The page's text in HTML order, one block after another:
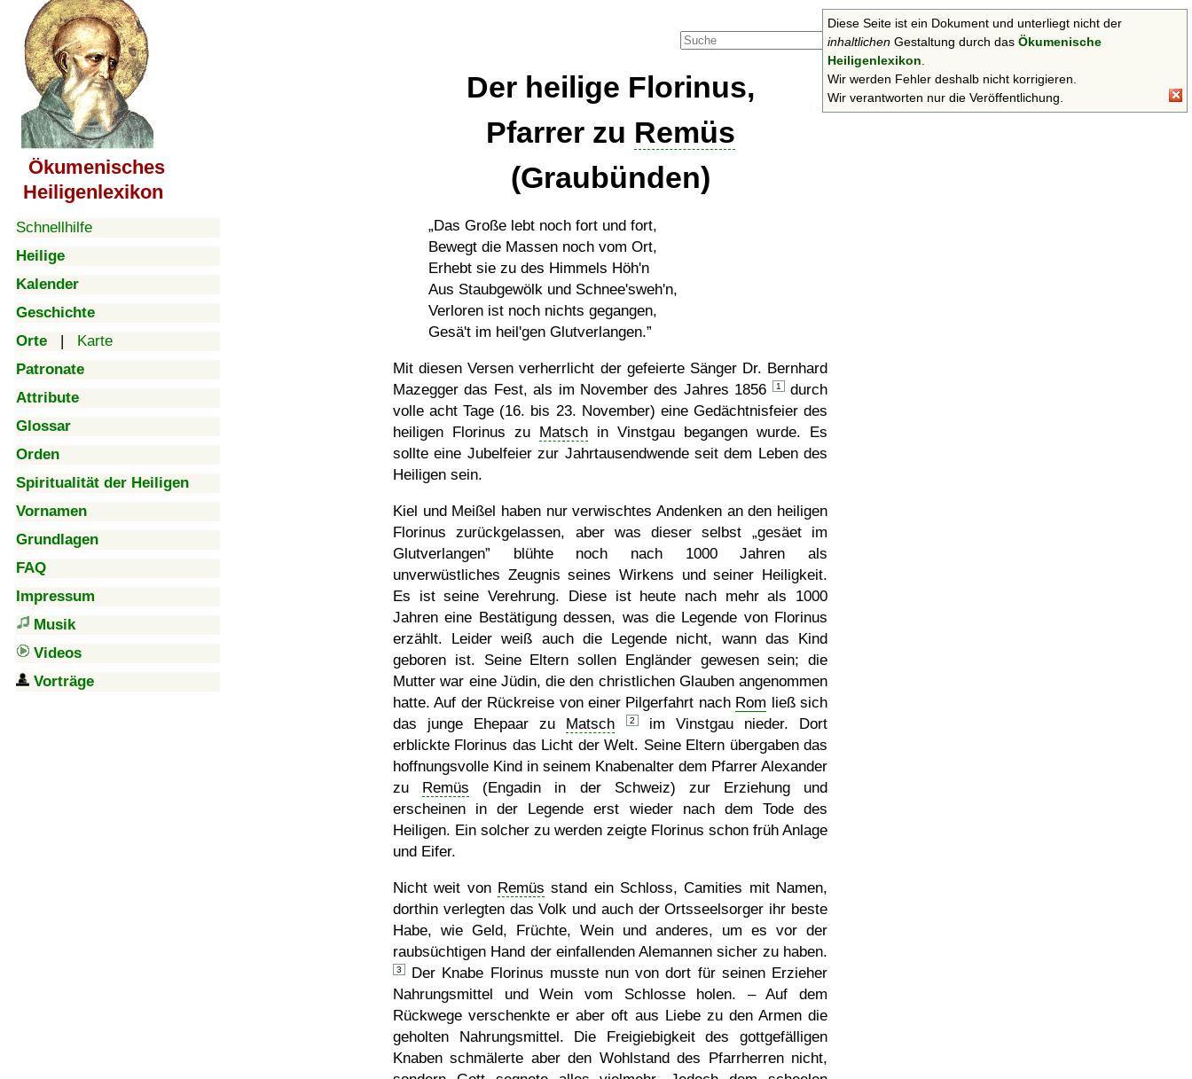
Ökumenisches
Heiligenlexikon
Schnellhilfe
Heilige
Kalender
Geschichte
Orte | Karte
Patronate
Attribute
Glossar
Orden
Spiritualität der Heiligen
Vornamen
Grundlagen
FAQ
Impressum
Musik
Videos
Vorträge
Suchen
Der heilige Florinus,
Pfarrer zu Remüs
(Graubünden)
Das Große lebt noch fort und fort,
Bewegt die Massen noch vom Ort,
Erhebt sie zu des Himmels Höh'n
Aus Staubgewölk und Schnee'sweh'n,
Verloren ist noch nichts gegangen,
Gesä't im heil'gen Glutverlangen.
Mit diesen Versen verherrlicht der gefeierte Sänger Dr. Bernhard
Mazegger das Fest, als im November des Jahres 1856
1 durch
volle acht Tage (16. bis 23. November) eine Gedächtnisfeier des
heiligen Florinus zu Matsch in Vinstgau begangen wurde. Es
sollte eine Jubelfeier zur Jahrtausendwende seit dem Leben des
Heiligen sein.
Kiel und Meißel haben nur verwischtes Andenken an den heiligen
Florinus zurückgelassen, aber was dieser selbst
gesäet im
Glutverlangen
blühte noch nach 1000 Jahren als
unverwüstliches Zeugnis seines Wirkens und seiner Heiligkeit.
Es ist seine Verehrung. Diese ist heute nach mehr als 1000
Jahren eine Bestätigung dessen, was die Legende von Florinus
erzählt. Leider weiß auch die Legende nicht, wann das Kind
geboren ist. Seine Eltern sollen Engländer gewesen sein; die
Mutter war eine Jüdin, die den christlichen Glauben angenommen
hatte. Auf der Rückreise von einer Pilgerfahrt nach Rom ließ sich
das junge Ehepaar zu Matsch 2 im Vinstgau nieder. Dort
erblickte Florinus das Licht der Welt. Seine Eltern übergaben das
hoffnungsvolle Kind in seinem Knabenalter dem Pfarrer Alexander
zu Remüs (Engadin in der Schweiz) zur Erziehung und
erscheinen in der Legende erst wieder nach dem Tode des
Heiligen. Ein solcher zu werden zeigte Florinus schon früh Anlage
und Eifer.
Nicht weit von Remüs stand ein Schloss, Camities mit Namen,
dorthin verlegten das Volk und auch der Ortsseelsorger ihr beste
Habe, wie Geld, Früchte, Wein und anderes, um es vor der
raubsüchtigen Hand der einfallenden Alemannen sicher zu haben.
3
Der Knabe Florinus musste nun von dort für seinen Erzieher
Nahrungsmittel und Wein vom Schlosse holen. – Auf dem
Rückwege verschenkte er aber oft aus Liebe zu den Armen die
geholten Nahrungsmittel. Die Freigiebigkeit des gottgefälligen
Knaben schmälerte aber den Wohlstand des Pfarrherren nicht,
Diese Seite ist ein Dokument und unterliegt nicht der
inhaltlichen Gestaltung durch das Ökumenische
Heiligenlexikon
Wir werden Fehler deshalb nicht korrigieren.
Wir verantworten nur die Veröffentlichung.